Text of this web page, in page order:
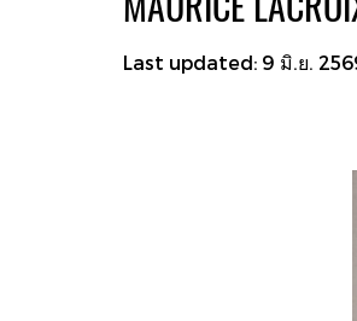
Last updated: 9 มิ.ย.